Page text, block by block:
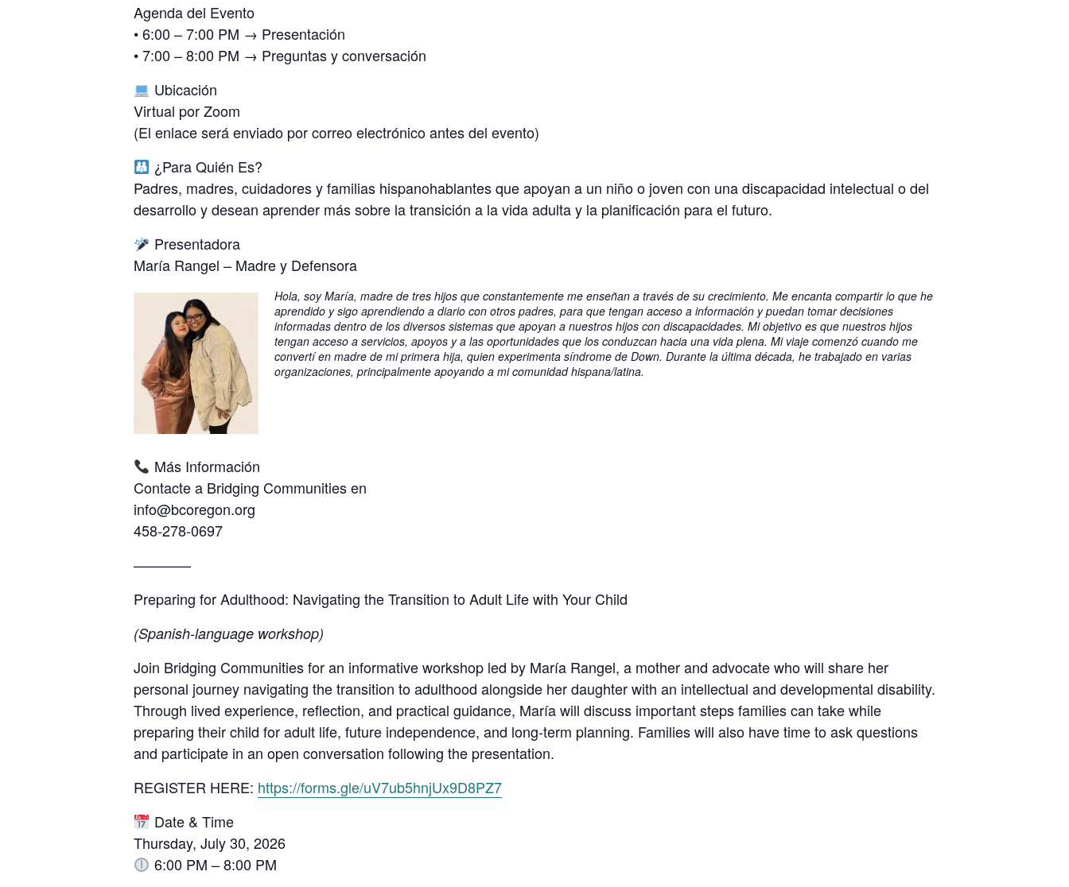
Agenda del Evento
• 6:00 – 7:00 PM → Presentación
• 7:00 – 8:00 PM → Preguntas y conversación
Ubicación
Virtual por Zoom
(El enlace será enviado por correo electrónico antes del evento)
¿Para Quién Es?
Padres, madres, cuidadores y familias hispanohablantes que apoyan a un niño o joven con una discapacidad intelectual o del
desarrollo y desean aprender más sobre la transición a la vida adulta y la planificación para el futuro.
Presentadora
María Rangel – Madre y Defensora
Hola, soy María, madre de tres hijos que constantemente me enseñan a través de su crecimiento. Me encanta compartir lo que he
aprendido y sigo aprendiendo a diario con otros padres, para que tengan acceso a información y puedan tomar decisiones
informadas dentro de los diversos sistemas que apoyan a nuestros hijos con discapacidades. Mi objetivo es que nuestros hijos
tengan acceso a servicios, apoyos y a las oportunidades que los conduzcan hacia una vida plena. Mi viaje comenzó cuando me
convertí en madre de mi primera hija, quien experimenta síndrome de Down. Durante la última década, he trabajado en varias
organizaciones, principalmente apoyando a mi comunidad hispana/latina.
Más Información
Contacte a Bridging Communities en
info@bcoregon.org
458-278-0697
————
Preparing for Adulthood: Navigating the Transition to Adult Life with Your Child
(Spanish-language workshop)
Join Bridging Communities for an informative workshop led by María Rangel, a mother and advocate who will share her
personal journey navigating the transition to adulthood alongside her daughter with an intellectual and developmental disability.
Through lived experience, reflection, and practical guidance, María will discuss important steps families can take while
preparing their child for adult life, future independence, and long-term planning. Families will also have time to ask questions
and participate in an open conversation following the presentation.
REGISTER HERE: https://forms.gle/uV7ub5hnjUx9D8PZ7
Date & Time
Thursday, July 30, 2026
6:00 PM – 8:00 PM